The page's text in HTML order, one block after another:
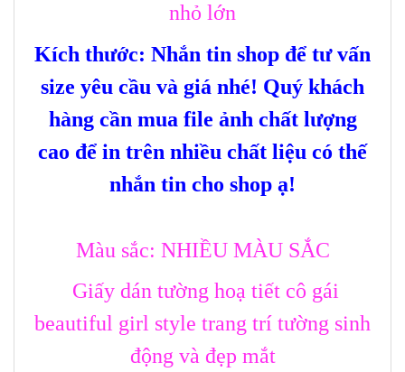
nhỏ lớn
Kích thước: Nhắn tin shop để tư vấn
size yêu cầu và giá nhé! Quý khách
hàng cần mua file ảnh chất lượng
cao để in trên nhiều chất liệu có thế
nhắn tin cho shop ạ!
Màu sắc: NHIỀU MÀU SẮC
Giấy dán tường hoạ tiết cô gái
beautiful girl style trang trí tường sinh
động và đẹp mắt